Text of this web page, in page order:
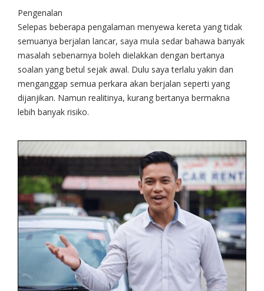
Pengenalan
Selepas beberapa pengalaman menyewa kereta yang tidak
semuanya berjalan lancar, saya mula sedar bahawa banyak
masalah sebenarnya boleh dielakkan dengan bertanya
soalan yang betul sejak awal. Dulu saya terlalu yakin dan
menganggap semua perkara akan berjalan seperti yang
dijanjikan. Namun realitinya, kurang bertanya bermakna
lebih banyak risiko.